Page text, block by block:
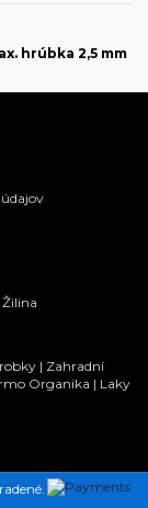
hrúbka 2,5 mm
Žilina
| Zahradní
Organika | Laky